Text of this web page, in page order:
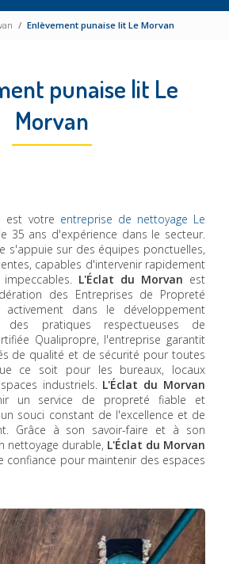
Enlèvement punaise lit Le Morvan
punaise lit Le
Morvan
est votre entreprise de nettoyage Le
35 ans d'expérience dans le secteur.
s'appuie sur des équipes ponctuelles,
capables d'intervenir rapidement
L'Éclat du Morvan est
des Entreprises de Propreté
activement dans le développement
des pratiques respectueuses de
Qualipropre, l'entreprise garantit
de qualité et de sécurité pour toutes
ce soit pour les bureaux, locaux
industriels. L'Éclat du Morvan
un service de propreté fiable et
souci constant de l'excellence et de
Grâce à son savoir-faire et à son
nettoyage durable, L'Éclat du Morvan
confiance pour maintenir des espaces